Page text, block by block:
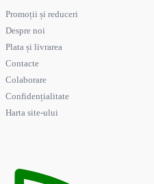
Promoții și reduceri
Despre noi
Plata și livrarea
Contacte
Colaborare
Confidențialitate
Harta site-ului